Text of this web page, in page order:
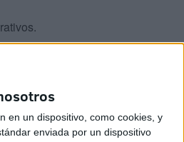
en un dispositivo, como cookies, y
enviada por un dispositivo